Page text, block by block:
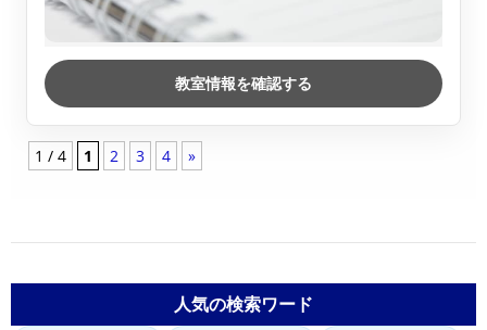
教室情報を確認する
1 / 4 1 2 3 4 »
人気の検索ワード